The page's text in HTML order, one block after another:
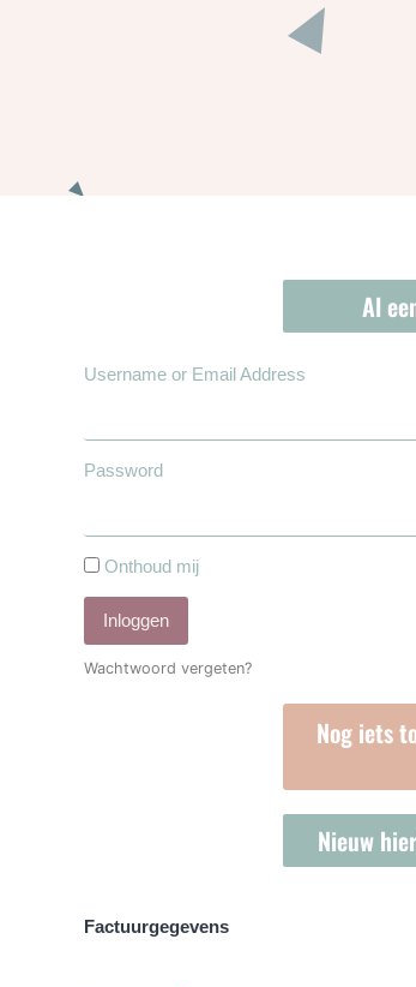
Al
Username or Email Address
Password
Onthoud mij
Inloggen
Wachtwoord vergeten?
Nog iets
Nieuw
Factuurgegevens